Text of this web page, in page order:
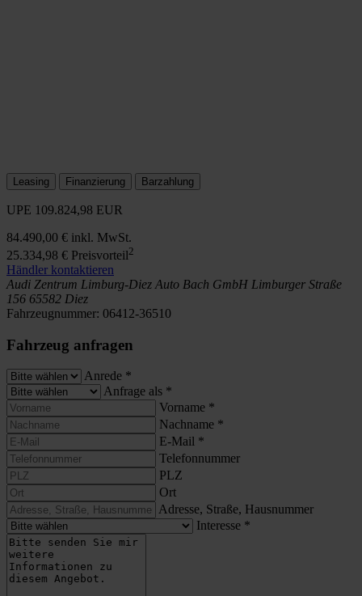
Leasing Finanzierung Barzahlung
UPE 109.824,98 EUR
84.490,00 € inkl. MwSt.
25.334,98 € Preisvorteil2
Händler kontaktieren
Audi Zentrum Limburg-Diez Auto Bach GmbH Limburger Straße
156 65582 Diez
Fahrzeugnummer: 06412-36510
Fahrzeug anfragen
Anrede *
Anfrage als *
Vorname *
Nachname *
E-Mail *
Telefonnummer
PLZ
Ort
Adresse, Straße, Hausnummer
Interesse *